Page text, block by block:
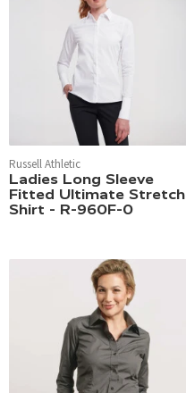
Russell Athletic
Ladies Long Sleeve
Fitted Ultimate Stretch
Shirt - R-960F-0